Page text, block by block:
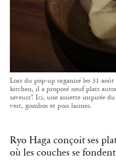
Lors du pop-up organisé les 31
kitchen, il a proposé neuf plats
saveurs”. Ici, une assiette inspirée
vert, gombos et pois larmes.
Ryo Haga conçoit ses
où les couches se